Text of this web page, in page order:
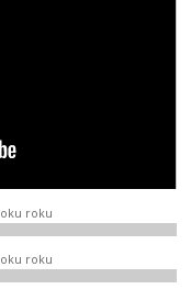
roku
roku